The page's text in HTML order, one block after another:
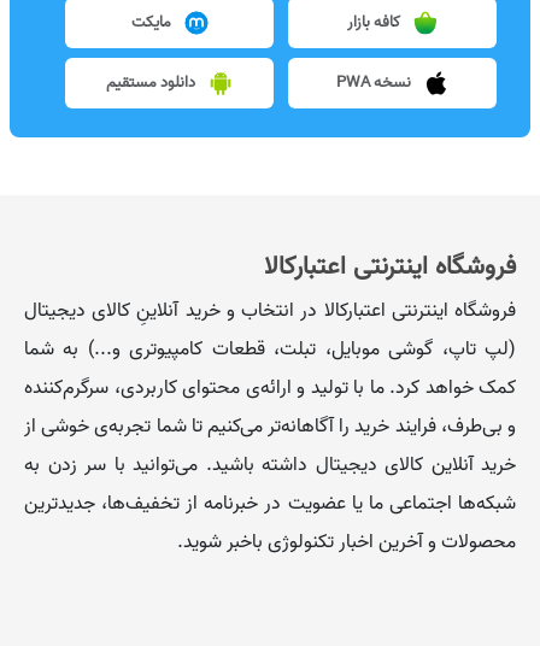
کافه بازار مایکت
نسخه PWA دانلود مستقیم
فروشگاه اینترنتی اعتبارکالا
فروشگاه اینترنتی اعتبارکالا در انتخاب و خرید آنلاینِ کالای دیجیتال
(لپ تاپ، گوشی موبایل، تبلت، قطعات کامپیوتری و...) به شما
کمک خواهد کرد. ما با تولید و ارائه‌ی محتوای کاربردی، سرگرم‌کننده
و بی‌طرف، فرایند خرید را آگاهانه‌تر می‌کنیم تا شما تجربه‌ی خوشی از
خرید آنلاین کالای دیجیتال داشته باشید. می‌توانید با سر زدن به
شبکه‌ها اجتماعی ما یا عضویت در خبرنامه از تخفیف‌‌ها، جدیدترین
محصولات و آخرین اخبار تکنولوژی باخبر شوید.